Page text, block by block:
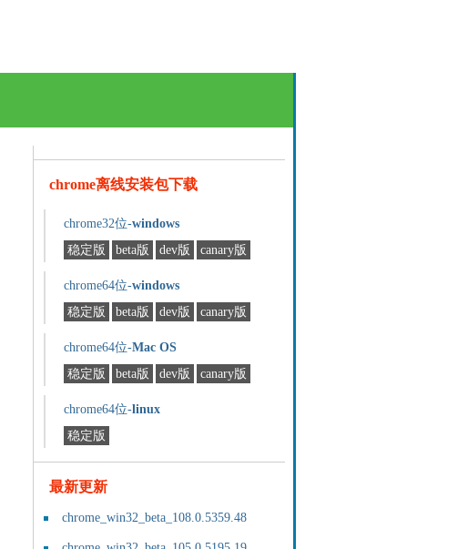
chrome离线安装包下载
chrome32位-windows
稳定版
beta版 dev版 canary版
chrome64位-windows
稳定版
beta版 dev版 canary版
chrome64位-Mac OS
稳定版
beta版 dev版 canary版
chrome64位-linux
稳定版
最新更新
chrome_win32_beta_108.0.5359.48